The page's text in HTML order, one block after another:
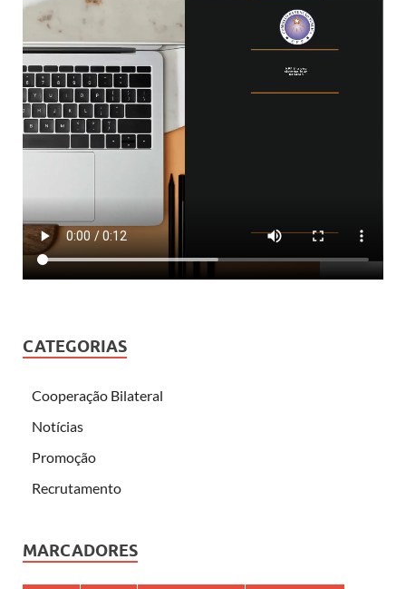
CATEGORIAS
Cooperação Bilateral
Notícias
Promoção
Recrutamento
MARCADORES